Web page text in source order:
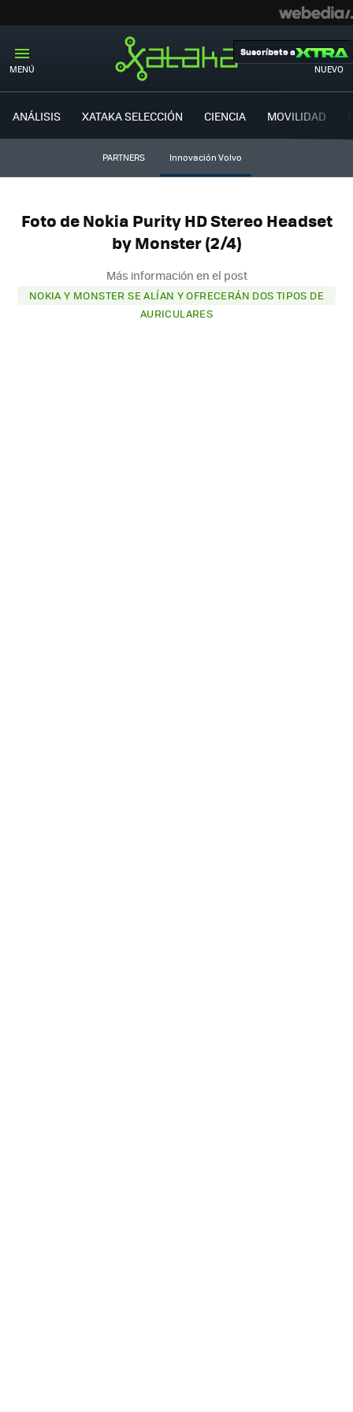
MENÚ NUEVO
Suscríbete a
ANÁLISIS XATAKA SELECCIÓN CIENCIA MOVILIDAD
PARTNERS Innovación Volvo
Foto de Nokia Purity HD Stereo Headset
by Monster (2/4)
Más información en el post
NOKIA Y MONSTER SE ALÍAN Y OFRECERÁN DOS TIPOS DE
AURICULARES